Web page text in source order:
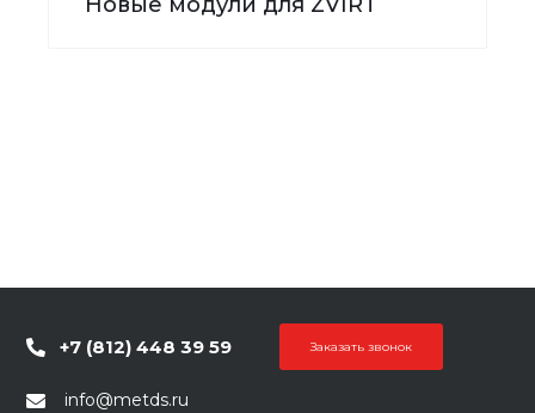
+7 (812) 448 39 59 Заказать звонок
info@metds.ru